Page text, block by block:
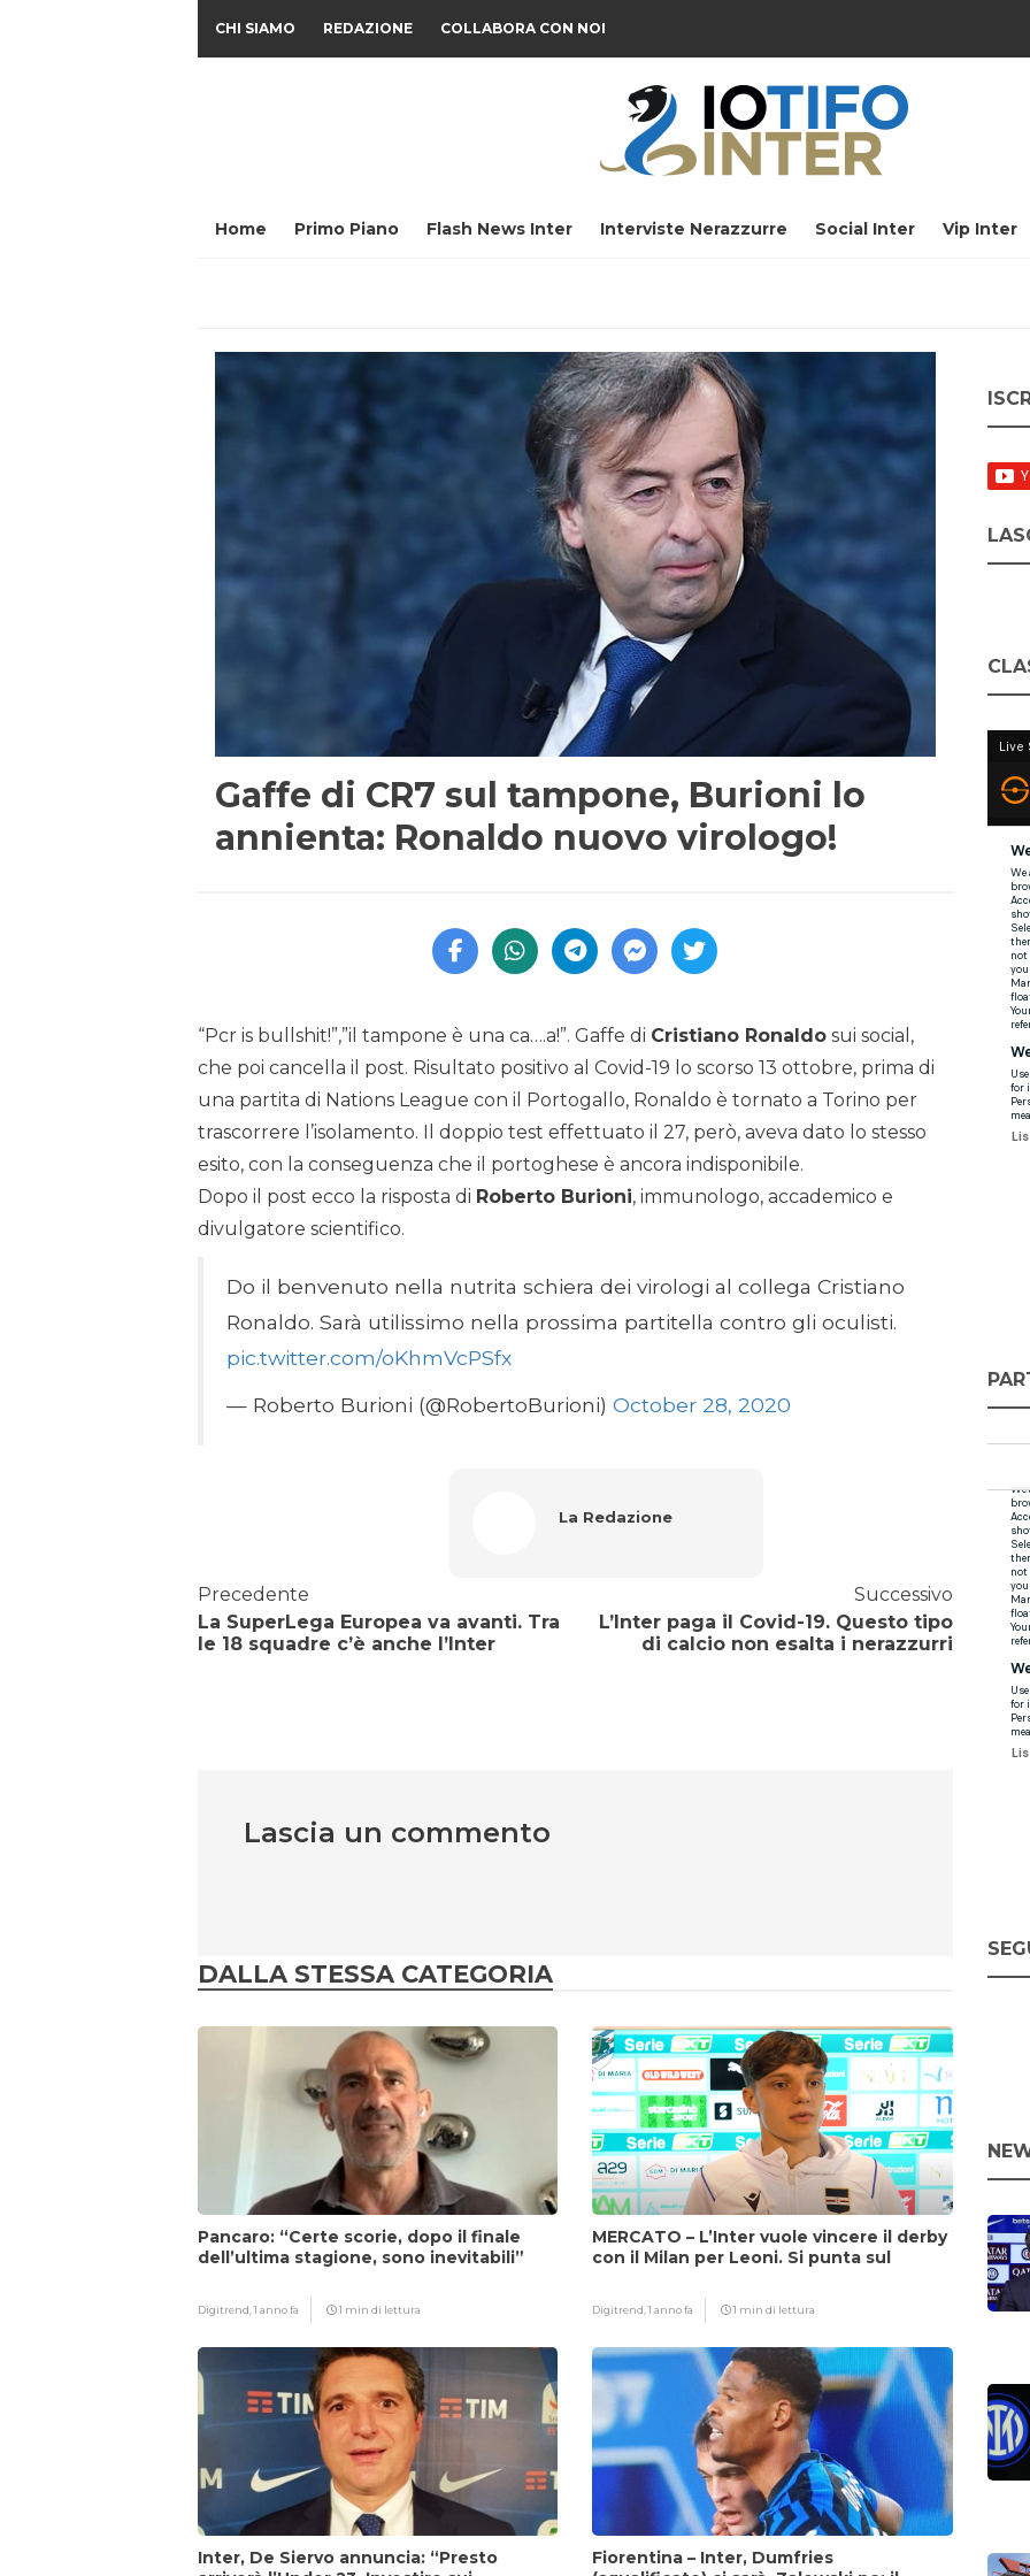
CHI SIAMO REDAZIONE COLLABORA CON NOI
Home Primo Piano Flash News Inter Interviste Nerazzurre Social Inter Vip Inter
Gaffe di CR7 sul tampone, Burioni lo
annienta: Ronaldo nuovo virologo!
“Pcr is bullshit!”,”il tampone è una ca….a!”. Gaffe di Cristiano Ronaldo sui social,
che poi cancella il post. Risultato positivo al Covid-19 lo scorso 13 ottobre, prima di
una partita di Nations League con il Portogallo, Ronaldo è tornato a Torino per
trascorrere l’isolamento. Il doppio test effettuato il 27, però, aveva dato lo stesso
esito, con la conseguenza che il portoghese è ancora indisponibile.
Dopo il post ecco la risposta di Roberto Burioni, immunologo, accademico e
divulgatore scientifico.
Do il benvenuto nella nutrita schiera dei virologi al collega Cristiano
Ronaldo. Sarà utilissimo nella prossima partitella contro gli oculisti.
pic.twitter.com/oKhmVcPSfx
— Roberto Burioni (@RobertoBurioni) October 28, 2020
La Redazione
Precedente
La SuperLega Europea va avanti. Tra
le 18 squadre c’è anche l’Inter
Successivo
L’Inter paga il Covid-19. Questo tipo
di calcio non esalta i nerazzurri
Lascia un commento
DALLA STESSA CATEGORIA
Pancaro: “Certe scorie, dopo il finale
dell’ultima stagione, sono inevitabili”
Digitrend,1 anno fa 1 min di lettura
MERCATO – L’Inter vuole vincere il derby
con il Milan per Leoni. Si punta sul
Digitrend,1 anno fa 1 min di lettura
Inter, De Siervo annuncia: “Presto
Fiorentina – Inter, Dumfries